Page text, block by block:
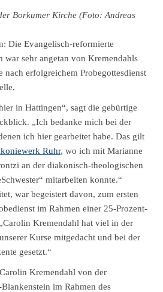
Borkumer Kirche (Foto: Andreas
Die Evangelisch-reformierte
sehr angetan von Kremendahls
nach erfolgreichem Probegottesdienst
in Hattingen“, sagt die gebürtige
„Ich bedanke mich bei der
ich hier gearbeitet habe. Das gilt
Ruhr, wo ich mit Marianne
an der diakonisch-theologischen
mitarbeiten konnte.“
war begeistert davon, zum ersten
im Rahmen einer 25-Prozent-
Kremendahl hat viel in der
Kurse mitgedacht und bei der
gesetzt.“
Kremendahl von der
im Rahmen des